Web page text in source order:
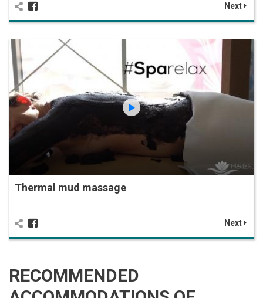
Next
Thermal mud massage
Next
RECOMMENDED